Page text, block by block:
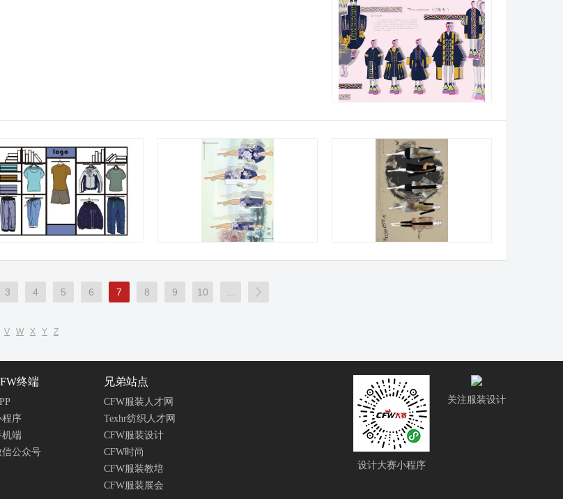
3 4 5 6 7 8 9 10 
V W X Y Z
设计大赛小程序
关注服装设计
终端
程序
机端
信公众号
兄弟站点
CFW服装人才网
Texhr纺织人才网
CFW服装设计
CFW时尚
CFW服装教培
CFW服装展会